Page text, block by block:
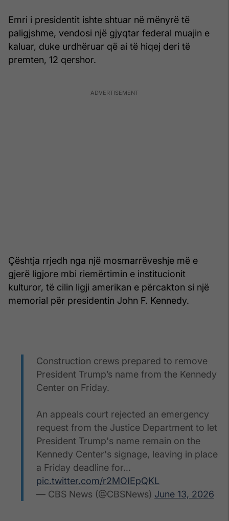
Emri i presidentit ishte shtuar në mënyrë të
paligjshme, vendosi një gjyqtar federal muajin e
kaluar, duke urdhëruar që ai të hiqej deri të
premten, 12 qershor.
Çështja rrjedh nga një mosmarrëveshje më e
gjerë ligjore mbi riemërtimin e institucionit
kulturor, të cilin ligji amerikan e përcakton si një
memorial për presidentin John F. Kennedy.
Construction crews prepared to remove
President Trump’s name from the Kennedy
Center on Friday.
An appeals court rejected an emergency
request from the Justice Department to let
President Trump's name remain on the
Kennedy Center's signage, leaving in place
a Friday deadline for…
pic.twitter.com/r2MOIEpQKL
— CBS News (@CBSNews) June 13, 2026